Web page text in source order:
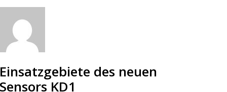
Einsatzgebiete des neuen
Sensors KD1